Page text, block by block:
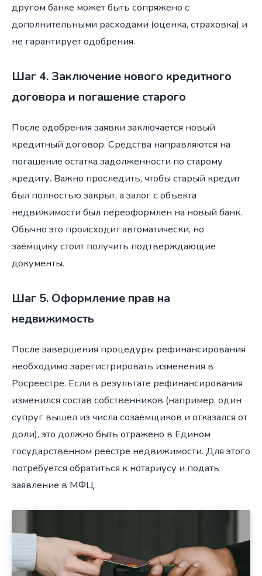
другом банке может быть сопряжено с
дополнительными расходами (оценка, страховка) и
не гарантирует одобрения.
Шаг 4. Заключение нового кредитного
договора и погашение старого
После одобрения заявки заключается новый
кредитный договор. Средства направляются на
погашение остатка задолженности по старому
кредиту. Важно проследить, чтобы старый кредит
был полностью закрыт, а залог с объекта
недвижимости был переоформлен на новый банк.
Обычно это происходит автоматически, но
заёмщику стоит получить подтверждающие
документы.
Шаг 5. Оформление прав на
недвижимость
После завершения процедуры рефинансирования
необходимо зарегистрировать изменения в
Росреестре. Если в результате рефинансирования
изменился состав собственников (например, один
супруг вышел из числа созаёмщиков и отказался от
доли), это должно быть отражено в Едином
государственном реестре недвижимости. Для этого
потребуется обратиться к нотариусу и подать
заявление в МФЦ.